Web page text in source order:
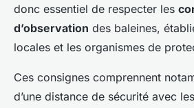
donc essentiel de respecter les
d’observation des baleines,
locales et les organismes de
Ces consignes comprennent
d’une distance de sécurité avec